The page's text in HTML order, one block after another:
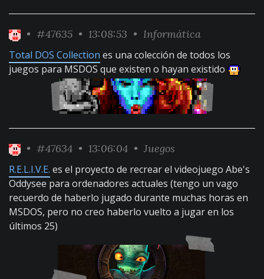
• #47635 • 13:08:53 • Informática
Total DOS Collection es una colección de todos los
juegos para MSDOS que existen o hayan existido
• #47634 • 13:06:04 • Juegos
R.E.L.I.V.E. es el proyecto de recrear el videojuego Abe's
Oddysee para ordenadores actuales (tengo un vago
recuerdo de haberlo jugado durante muchas horas en
MSDOS, pero no creo haberlo vuelto a jugar en los
últimos 25)